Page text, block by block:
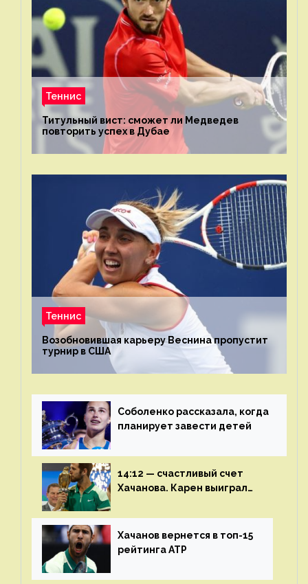
Теннис
Титульный вист: сможет ли Медведев
повторить успех в Дубае
Теннис
Возобновившая карьеру Веснина пропустит
турнир в США
Соболенко рассказала, когда
планирует завести детей
14:12 — счастливый счет
Хачанова. Карен выиграл
Хачанов вернется в топ-15
рейтинга ATP